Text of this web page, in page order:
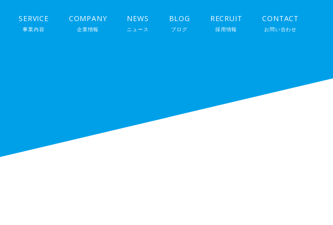
SERVICE
事業内容
COMPANY
企業情報
NEWS
ニュース
BLOG
ブログ
RECRUIT
採用情報
CONTACT
お問い合わせ